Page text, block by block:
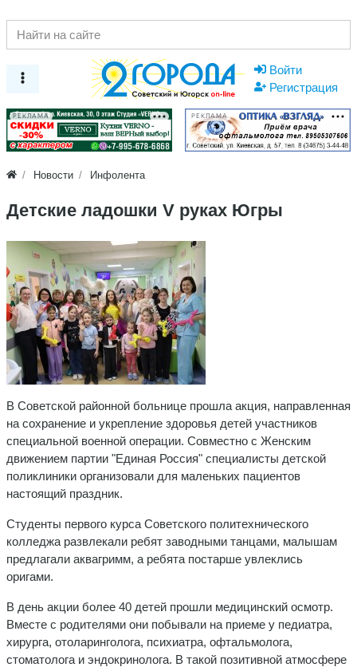
Войти
Регистрация
РЕКЛАМА РЕКЛАМА
Новости Инфолента
Детские ладошки V руках Югры
В Советской районной больнице прошла акция, направленная
на сохранение и укрепление здоровья детей участников
специальной военной операции. Совместно с Женским
движением партии "Единая Россия" специалисты детской
поликлиники организовали для маленьких пациентов
настоящий праздник.
Студенты первого курса Советского политехнического
колледжа развлекали ребят заводными танцами, малышам
предлагали аквагримм, а ребята постарше увлеклись
оригами.
В день акции более 40 детей прошли медицинский осмотр.
Вместе с родителями они побывали на приеме у педиатра,
хирурга, отоларинголога, психиатра, офтальмолога,
стоматолога и эндокринолога. В такой позитивной атмосфере